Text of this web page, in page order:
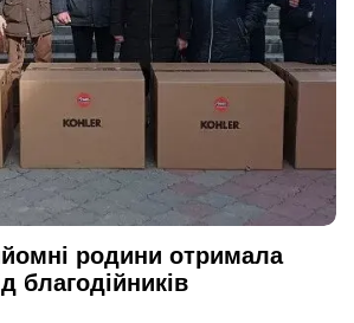
родини отримала
благодійників